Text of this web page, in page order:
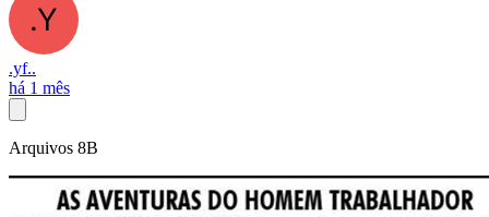
.yf..
há 1 mês
Arquivos 8B